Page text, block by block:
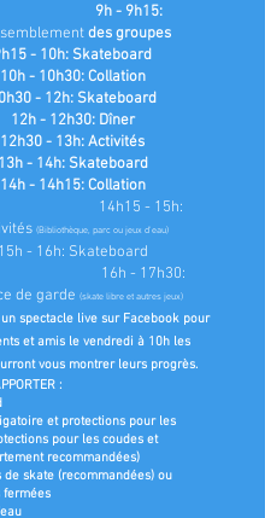
- 9h15:
des groupes
- 10h: Skateboard
10h - 10h30: Collation
- 12h: Skateboard
12h - 12h30: Dîner
12h30 - 13h: Activités
13h - 14h: Skateboard
14h - 14h15: Collation
- 15h:
(Bibliothèque, parc ou jeux d'eau)
15h - 16h: Skateboard
- 17h30:
de garde (skate libre et autres jeux)
spectacle live sur Facebook pour
et amis le vendredi à 10h les
vous montrer leurs progrès.
:
et protections pour les
pour les coudes et
recommandées)
de skate (recommandées) ou
fermées